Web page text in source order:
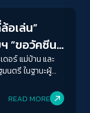
อเล่น”
“ขอวัคซีน
อร์ แม่บ้าน และ
นตรี ในฐานะผู้
และอ่าน
ลตฟอร์มที่ถือว่า
READ MORE